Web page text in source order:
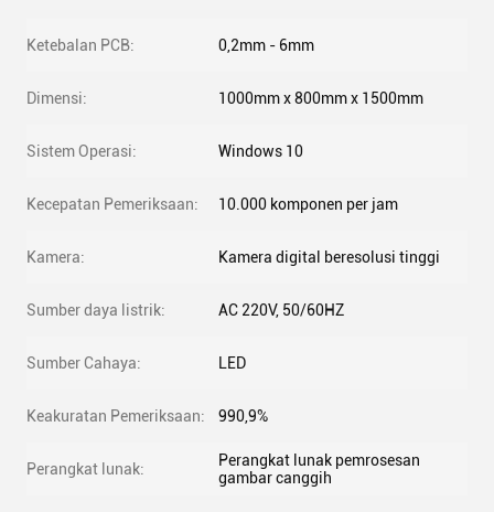
Ketebalan PCB: 0,2mm - 6mm
Dimensi: 1000mm x 800mm x 1500mm
Sistem Operasi: Windows 10
Kecepatan Pemeriksaan: 10.000 komponen per jam
Kamera: Kamera digital beresolusi tinggi
Sumber daya listrik: AC 220V, 50/60HZ
Sumber Cahaya: LED
Keakuratan Pemeriksaan: 990,9%
Perangkat lunak:
Perangkat lunak pemrosesan
gambar canggih